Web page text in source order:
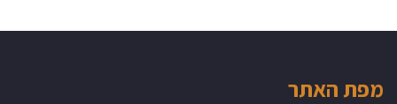
מפת האתר